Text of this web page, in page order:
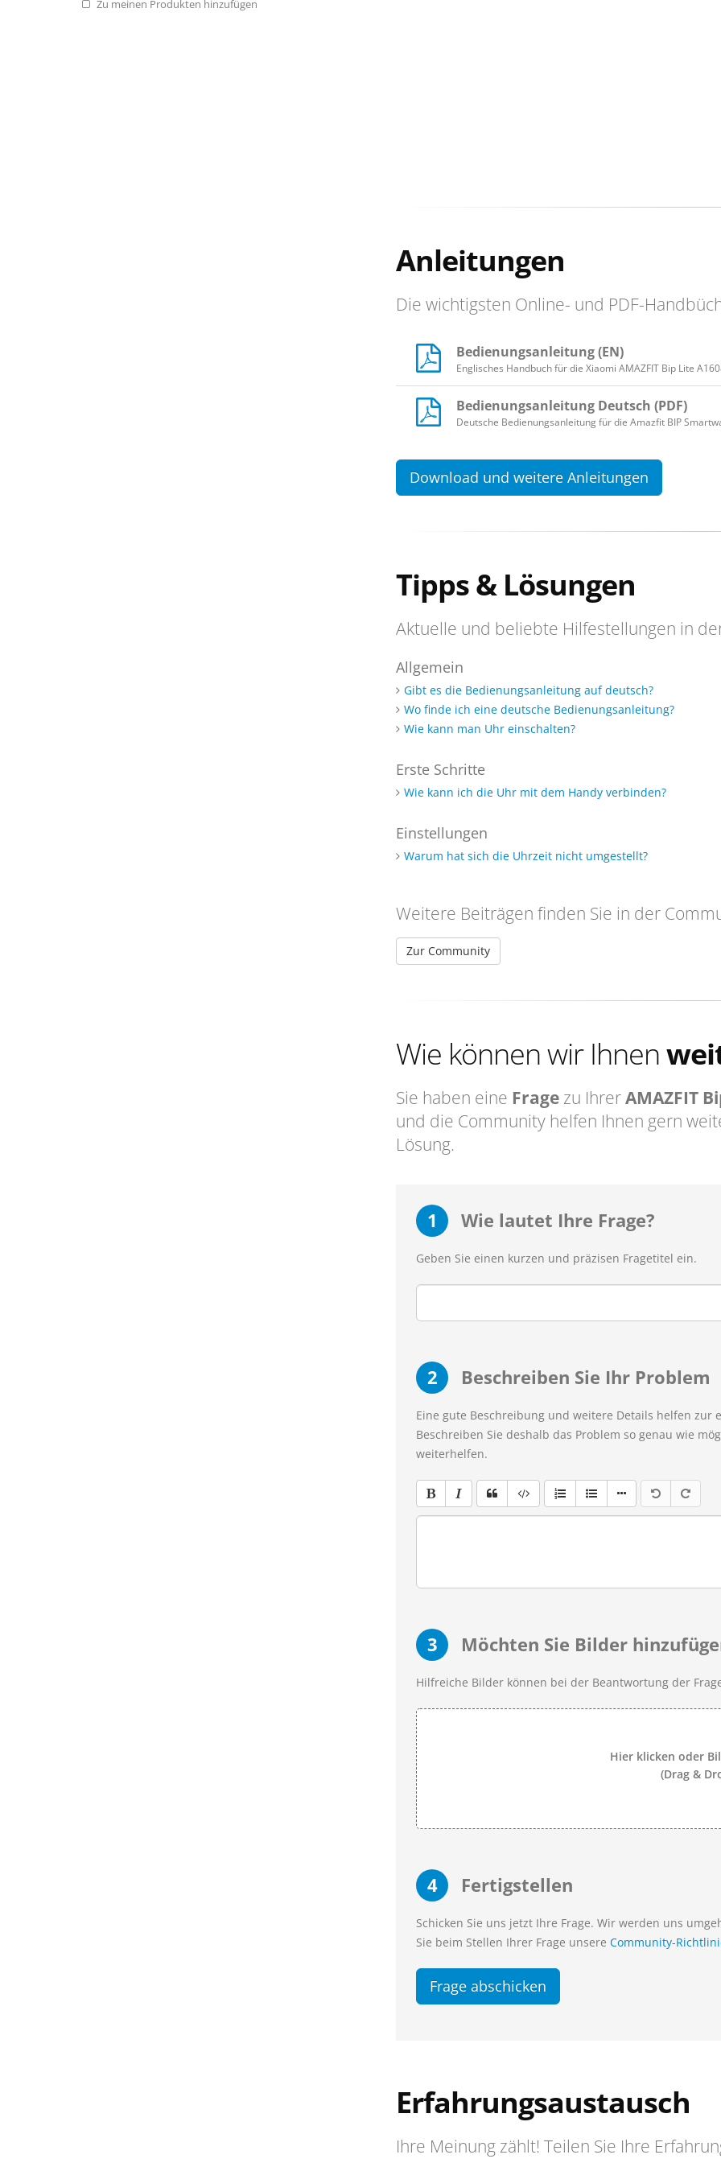
Zu meinen Produkten hinzufügen
Anleitungen
Die wichtigsten Online- und PDF-
Bedienungsanleitung (EN)
Englisches Handbuch für die Xiaomi AMAZFIT Bip Lite
Bedienungsanleitung Deutsch (PDF)
Deutsche Bedienungsanleitung für die Amazfit BIP
Download und weitere Anleitungen
Tipps & Lösungen
Aktuelle und beliebte Hilfestellungen in
Allgemein
Gibt es die Bedienungsanleitung auf deutsch?
Wo finde ich eine deutsche Bedienungsanleitung?
Wie kann man Uhr einschalten?
Erste Schritte
Wie kann ich die Uhr mit dem Handy verbinden?
Einstellungen
Warum hat sich die Uhrzeit nicht umgestellt?
Weitere Beiträgen finden Sie in der
Zur Community
Wie können wir Ihnen
Sie haben eine Frage zu IhrerAMAZFIT
und die Community helfen Ihnen gern
Lösung.
1 Wie lautet Ihre Frage?
Geben Sie einen kurzen und präzisen Fragetitel ein.
2 Beschreiben Sie Ihr Problem
Eine gute Beschreibung und weitere Details helfen zur
Beschreiben Sie deshalb das Problem so genau wie
weiterhelfen.
3 Möchten Sie Bilder
Hilfreiche Bilder können bei der Beantwortung der
Hier klicken oder
(Drag &
4 Fertigstellen
Schicken Sie uns jetzt Ihre Frage. Wir werden uns
Sie beim Stellen Ihrer Frage unsere Community-
Frage abschicken
Erfahrungsaustausch
Ihre Meinung zählt! Teilen Sie Ihre